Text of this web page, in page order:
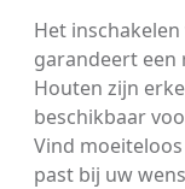
Het
garandeert een
Houten zijn
beschikbaar
Vind
past bij uw